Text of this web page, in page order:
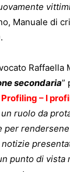
Manuale di
Raffaella
secondaria”
Profiling – I
ruolo da
per
notizie
punto di